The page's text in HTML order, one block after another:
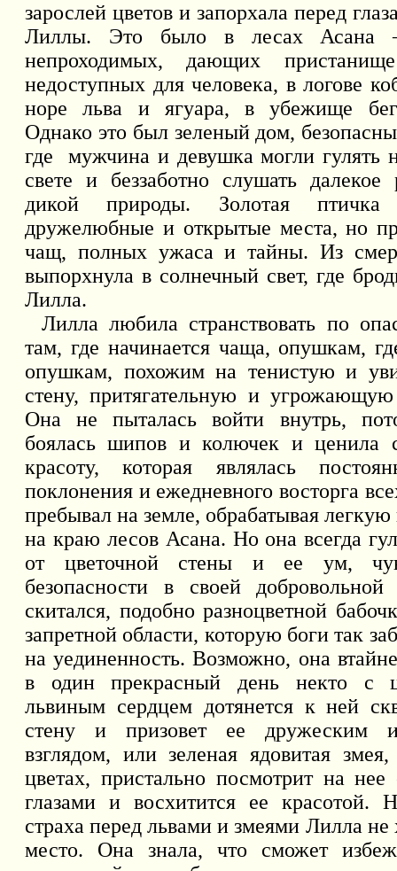
зарослей цветов и запорхала перед
Лиллы. Это было в лесах Асана
непроходимых, дающих
недоступных для человека, в логове
норе льва и ягуара, в убежище
Однако это был зеленый дом,
где
мужчина и девушка могли гулять
свете и беззаботно слушать
дикой природы. Золотая
дружелюбные и открытые места, но
чащ, полных ужаса и тайны. Из
выпорхнула в солнечный свет, где
Лилла.
Лилла любила странствовать по
там, где начинается чаща, опушкам,
опушкам, похожим на тенистую и
стену, притягательную и
Она не пыталась войти внутрь,
боялась шипов и колючек и
красоту, которая являлась
поклонения и ежедневного восторга
пребывал на земле, обрабатывая
на краю лесов Асана. Но она всегда
от цветочной стены и ее ум,
безопасности в своей добровольной
скитался, подобно разноцветной
запретной области, которую боги так
на уединенность. Возможно, она
в один прекрасный день некто с
львиным сердцем дотянется к ней
стену и призовет ее дружеским
взглядом, или зеленая ядовитая
цветах, пристально посмотрит на
глазами и восхитится ее красотой.
страха перед львами и змеями Лилла не
место. Она знала, что сможет